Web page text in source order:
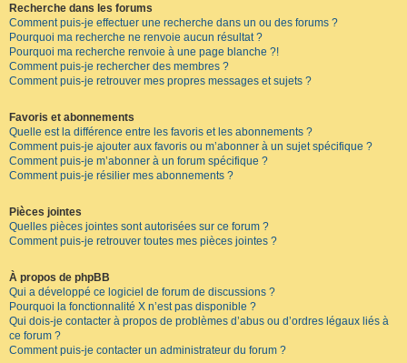
Recherche dans les forums
Comment puis-je effectuer une recherche dans un ou des forums ?
Pourquoi ma recherche ne renvoie aucun résultat ?
Pourquoi ma recherche renvoie à une page blanche ?!
Comment puis-je rechercher des membres ?
Comment puis-je retrouver mes propres messages et sujets ?
Favoris et abonnements
Quelle est la différence entre les favoris et les abonnements ?
Comment puis-je ajouter aux favoris ou m’abonner à un sujet spécifique ?
Comment puis-je m’abonner à un forum spécifique ?
Comment puis-je résilier mes abonnements ?
Pièces jointes
Quelles pièces jointes sont autorisées sur ce forum ?
Comment puis-je retrouver toutes mes pièces jointes ?
À propos de phpBB
Qui a développé ce logiciel de forum de discussions ?
Pourquoi la fonctionnalité X n’est pas disponible ?
Qui dois-je contacter à propos de problèmes d’abus ou d’ordres légaux liés à
ce forum ?
Comment puis-je contacter un administrateur du forum ?